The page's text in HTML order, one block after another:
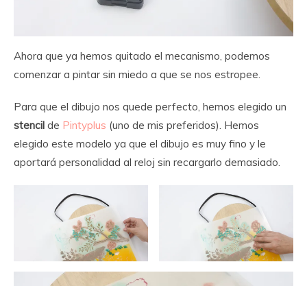
Ahora que ya hemos quitado el mecanismo, podemos
comenzar a pintar sin miedo a que se nos estropee.
Para que el dibujo nos quede perfecto, hemos elegido un
stencil de Pintyplus (uno de mis preferidos). Hemos
elegido este modelo ya que el dibujo es muy fino y le
aportará personalidad al reloj sin recargarlo demasiado.